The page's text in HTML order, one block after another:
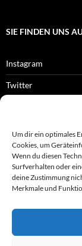
Um dir ein optimales
Cookies, um
Wenn du diesen
Surfverhalten oder
deine Zustimmung
Merkmale und
SIE FINDEN UNS
Instagram
Twitter
OFFIZIELLES
Impressum